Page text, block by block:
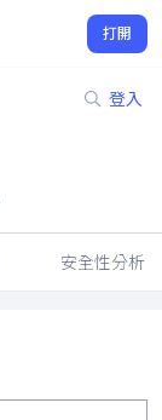
打開
登入
安全性分析